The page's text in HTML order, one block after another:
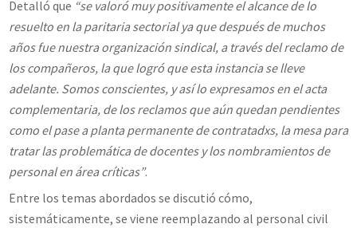
Detalló que “se valoró muy positivamente el alcance de lo
resuelto en la paritaria sectorial ya que después de muchos
años fue nuestra organización sindical, a través del reclamo de
los compañeros, la que logró que esta instancia se lleve
adelante. Somos conscientes, y así lo expresamos en el acta
complementaria, de los reclamos que aún quedan pendientes
como el pase a planta permanente de contratadxs, la mesa para
tratar las problemática de docentes y los nombramientos de
personal en área críticas”.
Entre los temas abordados se discutió cómo,
sistemáticamente, se viene reemplazando al personal civil